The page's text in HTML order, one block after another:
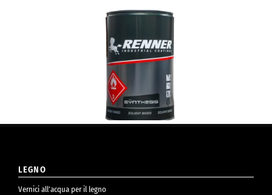
LEGNO
Vernici all’acqua per il legno